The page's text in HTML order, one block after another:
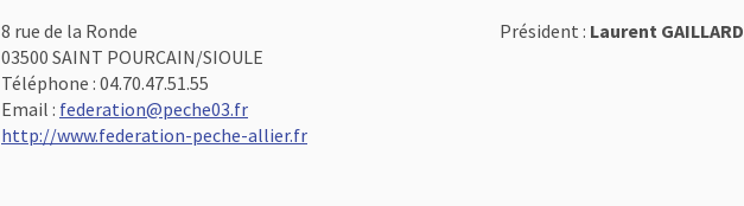
8 rue de la Ronde
03500 SAINT POURCAIN/SIOULE
Téléphone : 04.70.47.51.55
Email : federation@peche03.fr
http://www.federation-peche-allier.fr
Président : Laurent GAILLARD